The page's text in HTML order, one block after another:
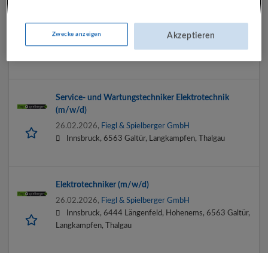
(m/w/d)
26.02.2026,
Fiegl & Spielberger GmbH
Service- und Wartungstechniker Elektrotechnik
(m/w/d)
26.02.2026, Fiegl & Spielberger GmbH
Innsbruck, 6563 Galtür, Langkampfen, Thalgau
Elektrotechniker (m/w/d)
26.02.2026, Fiegl & Spielberger GmbH
Innsbruck, 6444 Längenfeld, Hohenems, 6563 Galtür,
Langkampfen, Thalgau
Zwecke anzeigen Akzeptieren